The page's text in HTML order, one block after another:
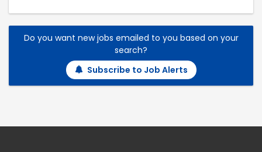
Do you want new jobs emailed to you based on your
search?
Subscribe to Job Alerts